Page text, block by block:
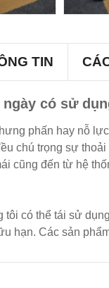
TIN
có sử
phấn hay nỗ
chú trọng sự
cũng đến từ hệ
tôi có thể tái sử
hạn. Các sản